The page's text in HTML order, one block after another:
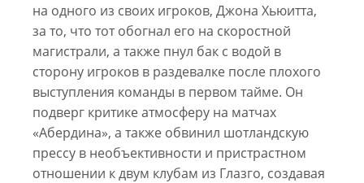
на одного из своих игроков, Джона Хьюитта,
за то, что тот обогнал его на скоростной
магистрали, а также пнул бак с водой в
сторону игроков в раздевалке после плохого
выступления команды в первом тайме. Он
подверг критике атмосферу на матчах
«Абердина», а также обвинил шотландскую
прессу в необъективности и пристрастном
отношении к двум клубам из Глазго, создавая